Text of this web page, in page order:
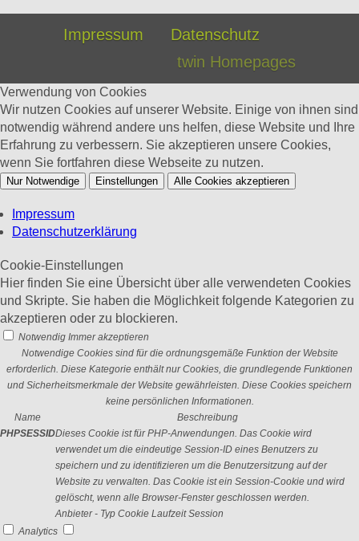
Impressum
Datenschutz
twin Homepages
Verwendung von Cookies
Wir nutzen Cookies auf unserer Website. Einige von ihnen sind
notwendig während andere uns helfen, diese Website und Ihre
Erfahrung zu verbessern. Sie akzeptieren unsere Cookies,
wenn Sie fortfahren diese Webseite zu nutzen.
Nur Notwendige Einstellungen Alle Cookies akzeptieren
Impressum
Datenschutzerklärung
Cookie-Einstellungen
Hier finden Sie eine Übersicht über alle verwendeten Cookies
und Skripte. Sie haben die Möglichkeit folgende Kategorien zu
akzeptieren oder zu blockieren.
Notwendig Immer akzeptieren
Notwendige Cookies sind für die ordnungsgemäße Funktion der Website
erforderlich. Diese Kategorie enthält nur Cookies, die grundlegende Funktionen
und Sicherheitsmerkmale der Website gewährleisten. Diese Cookies speichern
keine persönlichen Informationen.
Name
Beschreibung
PHPSESSIDDieses Cookie ist für PHP-Anwendungen. Das Cookie wird
verwendet um die eindeutige Session-ID eines Benutzers zu
speichern und zu identifizieren um die Benutzersitzung auf der
Website zu verwalten. Das Cookie ist ein Session-Cookie und wird
gelöscht, wenn alle Browser-Fenster geschlossen werden.
Anbieter - Typ Cookie Laufzeit Session
Analytics